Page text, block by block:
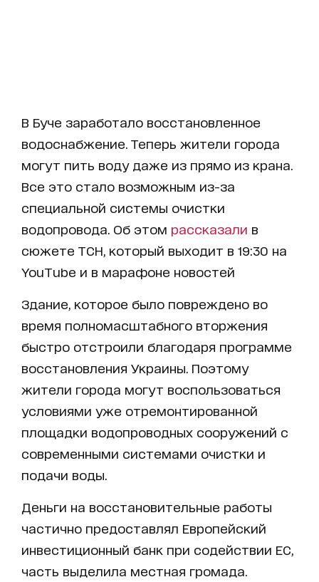
В Буче заработало восстановленное
водоснабжение. Теперь жители города
могут пить воду даже из прямо из крана.
Все это стало возможным из-за
специальной системы очистки
водопровода. Об этом рассказали в
сюжете ТСН, который выходит в 19:30 на
YouTube и в марафоне новостей
Здание, которое было повреждено во
время полномасштабного вторжения
быстро отстроили благодаря программе
восстановления Украины. Поэтому
жители города могут воспользоваться
условиями уже отремонтированной
площадки водопроводных сооружений с
современными системами очистки и
подачи воды.
Деньги на восстановительные работы
частично предоставлял Европейский
инвестиционный банк при содействии ЕС,
часть выделила местная громада.